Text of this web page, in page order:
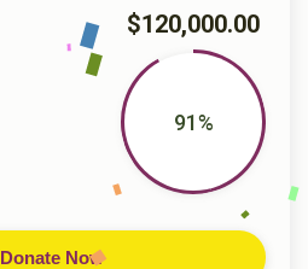
$120,000.00
91%
Donate Now